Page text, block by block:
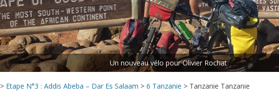
ETAPE N°5 : LES CHUTES
VICTORIA – LE CAP
ETAPE N°6 : LE CAP – MAKOUA
ETAPE N°7 : MAKOUA – ACCRA
ETAPE N°8 : ACCRA – DANANÉ
Rejoins le peloton.
> Etape N°3 : Addis Abeba – Dar Es Salaam > 6 Tanzanie > Tanzanie Tanzanie